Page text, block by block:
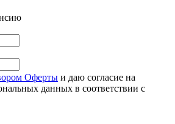
Оферты и даю согласие на
данных в соответствии с